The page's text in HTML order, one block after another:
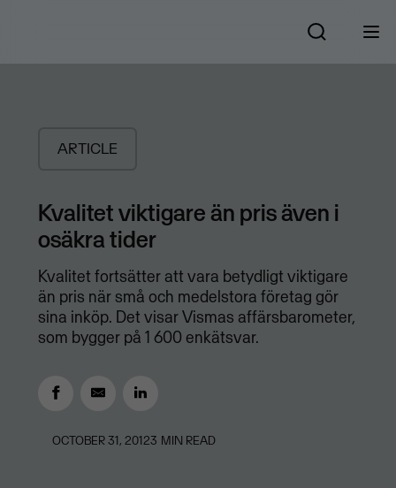
ARTICLE
Kvalitet viktigare än pris även i
osäkra tider
Kvalitet fortsätter att vara betydligt viktigare
än pris när små och medelstora företag gör
sina inköp. Det visar Vismas affärsbarometer,
som bygger på 1 600 enkätsvar.
OCTOBER 31, 20123 MIN READ